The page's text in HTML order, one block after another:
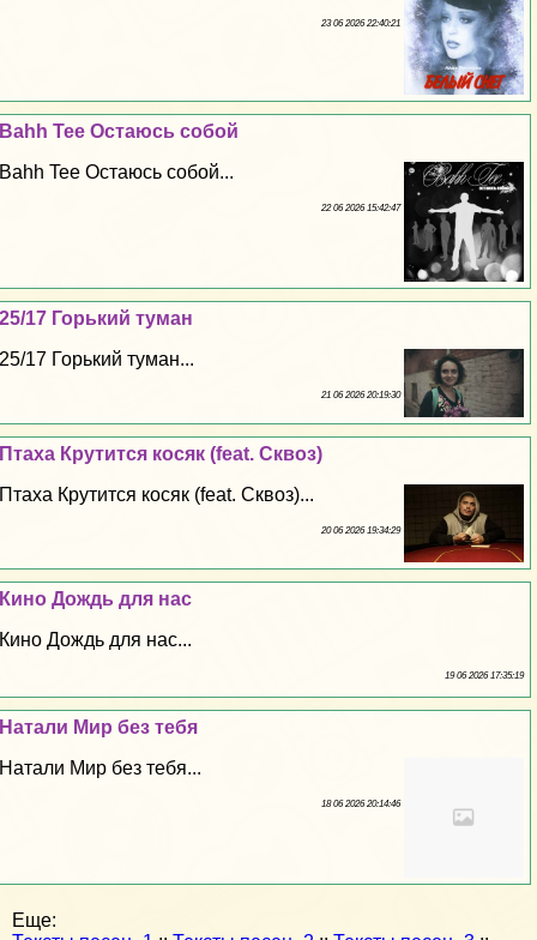
23 06 2026 22:40:21
Bahh Tee Остаюсь собой
Bahh Tee Остаюсь собой...
22 06 2026 15:42:47
25/17 Горький туман
25/17 Горький туман...
21 06 2026 20:19:30
Птаха Крутится косяк (feat. Сквоз)
Птаха Крутится косяк (feat. Сквоз)...
20 06 2026 19:34:29
Кино Дождь для нас
Кино Дождь для нас...
19 06 2026 17:35:19
Натали Мир без тебя
Натали Мир без тебя...
18 06 2026 20:14:46
Еще: